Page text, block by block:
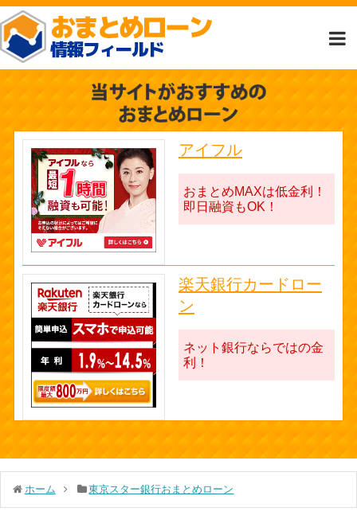
アイフル
おまとめMAXは低金利！
即日融資もOK！
楽天銀行カードロー
ン
ネット銀行ならではの金
利！
ホーム 東京スター銀行おまとめローン